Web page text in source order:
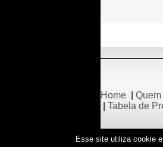
Esse site utiliza cookie
Home|
Tabela de